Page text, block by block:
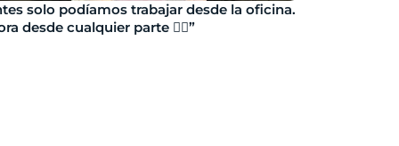
solo podíamos trabajar desde la oficina.
desde cualquier parte 👷‍♂️”